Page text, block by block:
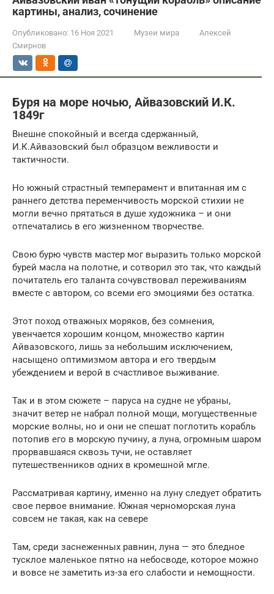
картины, анализ, сочинение
Опубликовано: 16 Ноя 2021 Музеи мира
Алексей
Смирнов
Буря на море ночью, Айвазовский И.К.
1849г
Внешне спокойный и всегда сдержанный,
И.К.Айвазовский был образцом вежливости и
тактичности.
Но южный страстный темперамент и впитанная им с
раннего детства переменчивость морской стихии не
могли вечно прятаться в душе художника – и они
отпечатались в его жизненном творчестве.
Свою бурю чувств мастер мог выразить только морской
бурей масла на полотне, и сотворил это так, что каждый
почитатель его таланта сочувствовал переживаниям
вместе с автором, со всеми его эмоциями без остатка.
Этот поход отважных моряков, без сомнения,
увенчается хорошим концом, множество картин
Айвазовского, лишь за небольшим исключением,
насыщено оптимизмом автора и его твердым
убеждением и верой в счастливое выживание.
Так и в этом сюжете – паруса на судне не убраны,
значит ветер не набрал полной мощи, могущественные
морские волны, но и они не спешат поглотить корабль
потопив его в морскую пучину, а луна, огромным шаром
прорвавшаяся сквозь тучи, не оставляет
путешественников одних в кромешной мгле.
Рассматривая картину, именно на луну следует обратить
свое первое внимание. Южная черноморская луна
совсем не такая, как на севере
Там, среди заснеженных равнин, луна — это бледное
тусклое маленькое пятно на небосводе, которое можно
и вовсе не заметить из-за его слабости и немощности.